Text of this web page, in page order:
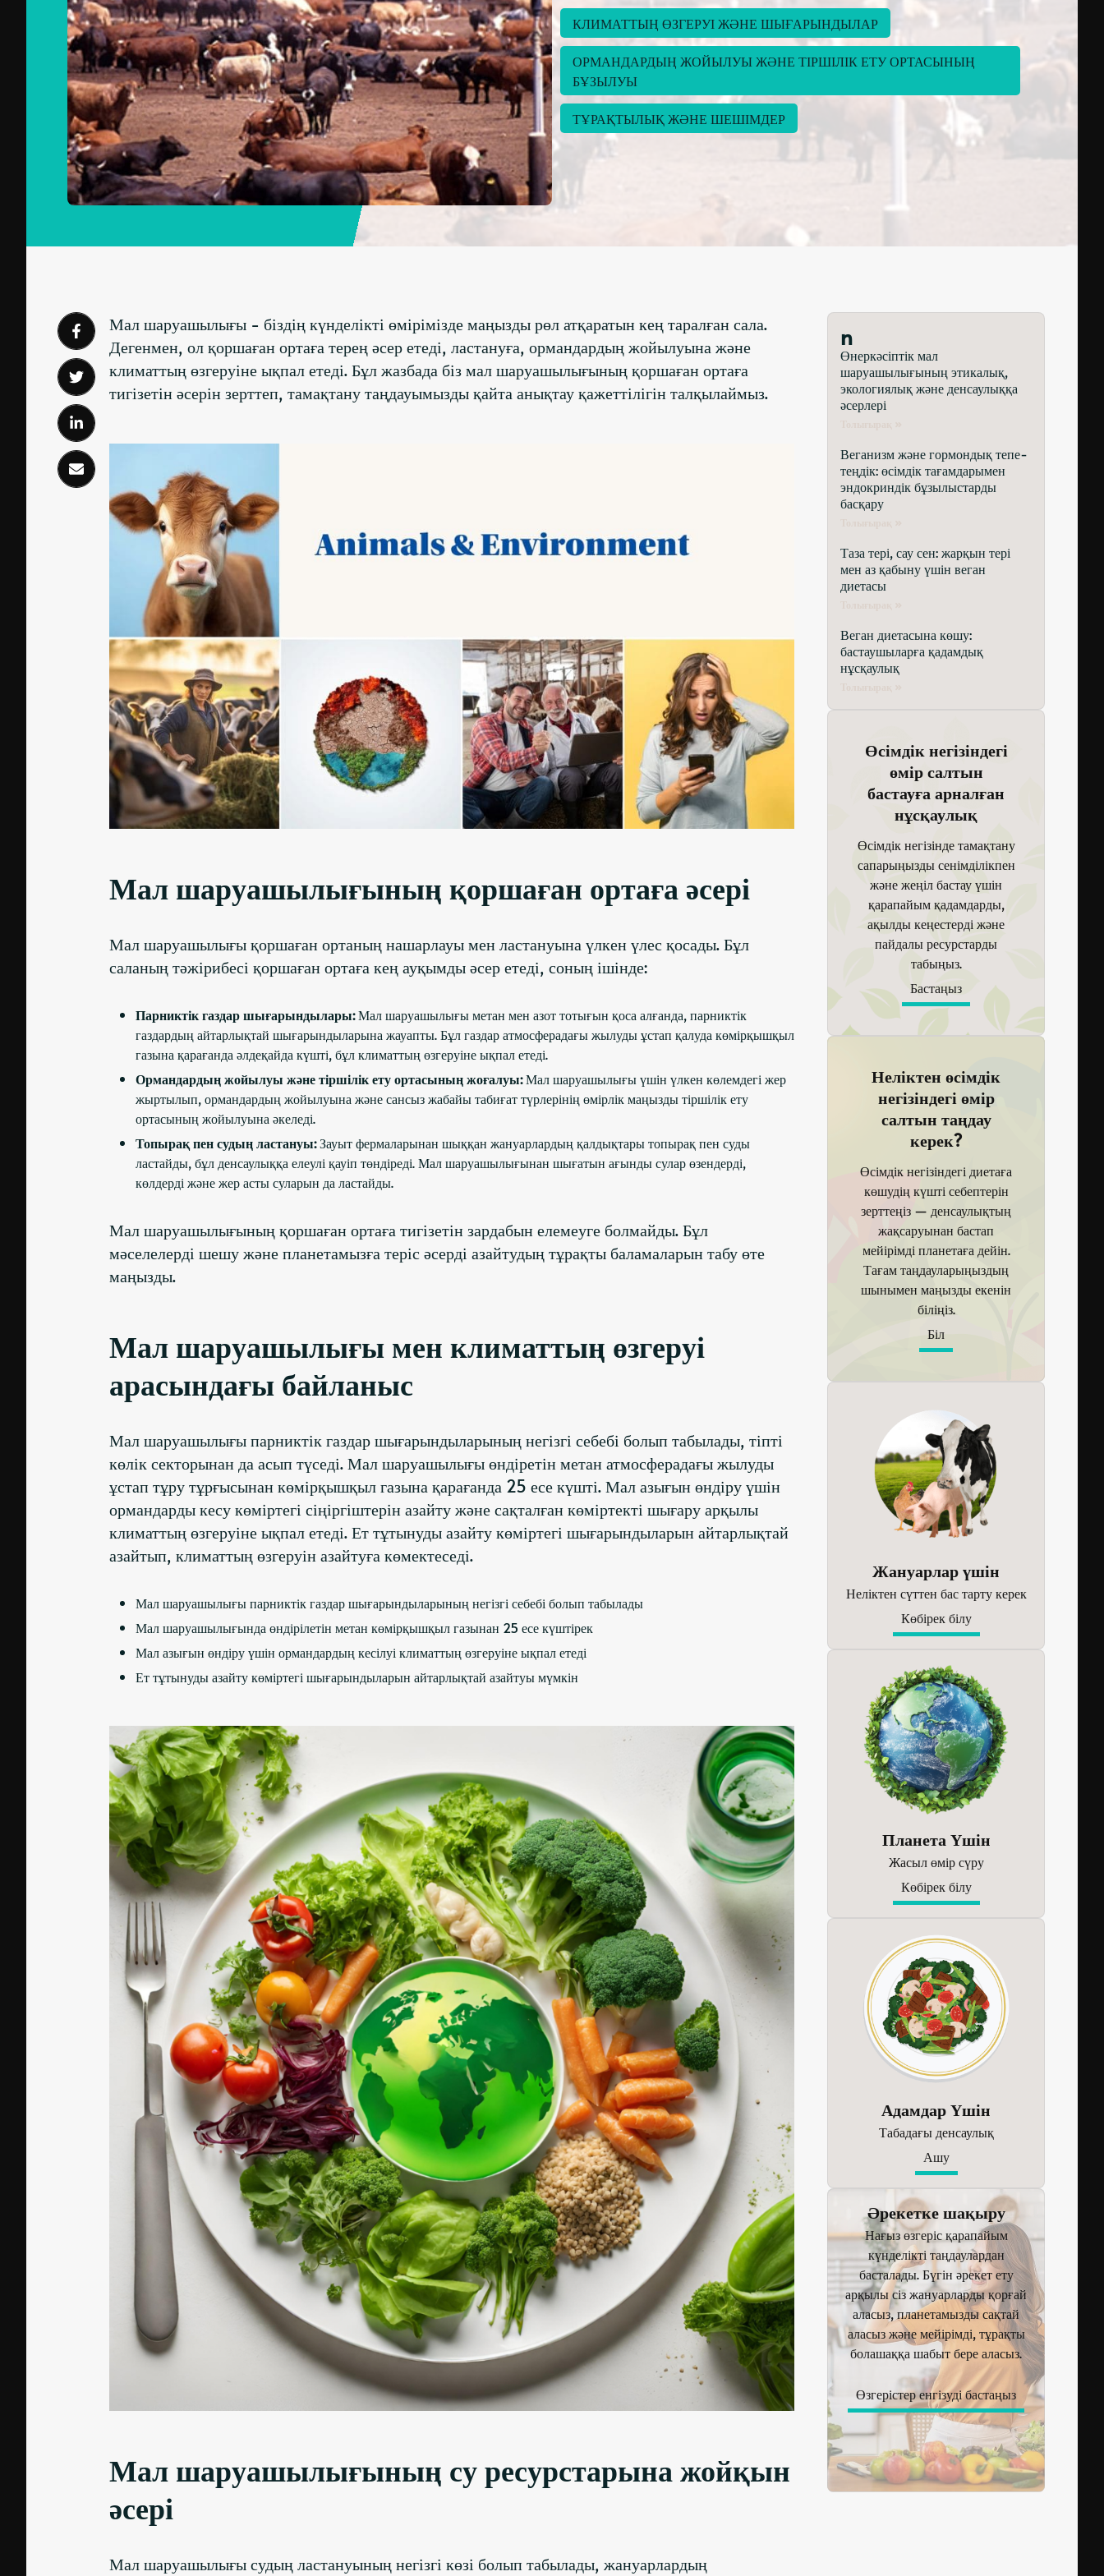
КЛИМАТТЫҢ ӨЗГЕРУІ ЖӘНЕ ШЫҒАРЫНДЫЛАР
ОРМАНДАРДЫҢ ЖОЙЫЛУЫ ЖӘНЕ ТІРШІЛІК ЕТУ ОРТАСЫНЫҢ
БҰЗЫЛУЫ
ТҰРАҚТЫЛЫҚ ЖӘНЕ ШЕШІМДЕР
Мал шаруашылығы - біздің күнделікті өмірімізде маңызды рөл атқаратын кең таралған сала.
Дегенмен, ол қоршаған ортаға терең әсер етеді, ластануға, ормандардың жойылуына және
климаттың өзгеруіне ықпал етеді. Бұл жазбада біз мал шаруашылығының қоршаған ортаға
тигізетін әсерін зерттеп, тамақтану таңдауымызды қайта анықтау қажеттілігін талқылаймыз.
Мал шаруашылығының қоршаған ортаға әсері
Мал шаруашылығы қоршаған ортаның нашарлауы мен ластануына үлкен үлес қосады. Бұл
саланың тәжірибесі қоршаған ортаға кең ауқымды әсер етеді, соның ішінде:
Парниктік газдар шығарындылары:Мал шаруашылығы метан мен азот тотығын қоса алғанда, парниктік
газдардың айтарлықтай шығарындыларына жауапты. Бұл газдар атмосферадағы жылуды ұстап қалуда көмірқышқыл
газына қарағанда әлдеқайда күшті, бұл климаттың өзгеруіне ықпал етеді.
Ормандардың жойылуы және тіршілік ету ортасының жоғалуы:Мал шаруашылығы үшін үлкен көлемдегі жер
жыртылып, ормандардың жойылуына және сансыз жабайы табиғат түрлерінің өмірлік маңызды тіршілік ету
ортасының жойылуына әкеледі.
Топырақ пен судың ластануы:Зауыт фермаларынан шыққан жануарлардың қалдықтары топырақ пен суды
ластайды, бұл денсаулыққа елеулі қауіп төндіреді. Мал шаруашылығынан шығатын ағынды сулар өзендерді,
көлдерді және жер асты суларын да ластайды.
Мал шаруашылығының қоршаған ортаға тигізетін зардабын елемеуге болмайды. Бұл
мәселелерді шешу және планетамызға теріс әсерді азайтудың тұрақты баламаларын табу өте
маңызды.
Мал шаруашылығы мен климаттың өзгеруі
арасындағы байланыс
Мал шаруашылығы парниктік газдар шығарындыларының негізгі себебі болып табылады, тіпті
көлік секторынан да асып түседі. Мал шаруашылығы өндіретін метан атмосферадағы жылуды
ұстап тұру тұрғысынан көмірқышқыл газына қарағанда 25 есе күшті. Мал азығын өндіру үшін
ормандарды кесу көміртегі сіңіргіштерін азайту және сақталған көміртекті шығару арқылы
климаттың өзгеруіне ықпал етеді. Ет тұтынуды азайту көміртегі шығарындыларын айтарлықтай
азайтып, климаттың өзгеруін азайтуға көмектеседі.
Мал шаруашылығы парниктік газдар шығарындыларының негізгі себебі болып табылады
Мал шаруашылығында өндірілетін метан көмірқышқыл газынан 25 есе күштірек
Мал азығын өндіру үшін ормандардың кесілуі климаттың өзгеруіне ықпал етеді
Ет тұтынуды азайту көміртегі шығарындыларын айтарлықтай азайтуы мүмкін
Мал шаруашылығының су ресурстарына жойқын
әсері
Мал шаруашылығы судың ластануының негізгі көзі болып табылады, жануарлардың
n
Өнеркәсіптік мал
шаруашылығының этикалық,
экологиялық және денсаулыққа
әсерлері
Веганизм және гормондық тепе-
теңдік: өсімдік тағамдарымен
эндокриндік бұзылыстарды
басқару
Таза тері, сау сен: жарқын тері
мен аз қабыну үшін веган
диетасы
Веган диетасына көшу:
бастаушыларға қадамдық
нұсқаулық
Өсімдік негізіндегі
өмір салтын
бастауға арналған
нұсқаулық
Өсімдік негізінде тамақтану
сапарыңызды сенімділікпен
және жеңіл бастау үшін
қарапайым қадамдарды,
ақылды кеңестерді және
пайдалы ресурстарды
табыңыз.
Бастаңыз
Неліктен өсімдік
негізіндегі өмір
салтын таңдау
керек?
Өсімдік негізіндегі диетаға
көшудің күшті себептерін
зерттеңіз — денсаулықтың
жақсаруынан бастап
мейірімді планетаға дейін.
Тағам таңдауларыңыздың
шынымен маңызды екенін
біліңіз.
Біл
Жануарлар үшін
Неліктен сүттен бас тарту керек
Көбірек білу
Планета Үшін
Жасыл өмір сүру
Көбірек білу
Адамдар Үшін
Табадағы денсаулық
Ашу
Әрекетке шақыру
Нағыз өзгеріс қарапайым
күнделікті таңдаулардан
басталады. Бүгін әрекет ету
арқылы сіз жануарларды қорғай
аласыз, планетамызды сақтай
аласыз және мейірімді, тұрақты
болашаққа шабыт бере аласыз.
Өзгерістер енгізуді бастаңыз